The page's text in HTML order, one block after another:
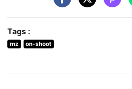
Tags :
mz on-shoot